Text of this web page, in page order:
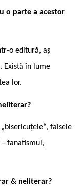
o parte a acestor
o editură, aș
Există în lume
lor.
falsele
fanatismul,
& neliterar?